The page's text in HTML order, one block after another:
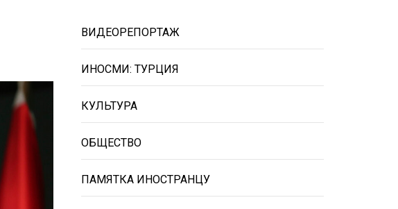
ВИДЕОРЕПОРТАЖ
ИНОСМИ: ТУРЦИЯ
КУЛЬТУРА
ОБЩЕСТВО
ПАМЯТКА ИНОСТРАНЦУ